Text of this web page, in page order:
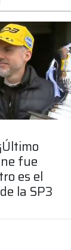
fue
es el
la SP3